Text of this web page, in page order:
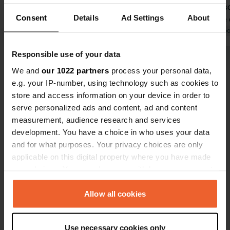
Consent Details Ad Settings About
Responsible use of your data
We and our 1022 partners process your personal data,
e.g. your IP-number, using technology such as cookies to
store and access information on your device in order to
serve personalized ads and content, ad and content
measurement, audience research and services
development. You have a choice in who uses your data
and for what purposes. Your privacy choices are only
applicable on this digital property where you have made
any time from the Cookie Declaration or by clicking on
the Privacy trigger icon.Allow all cookies
Use necessary cookies only
L'accueil chaleureux du propriétaire
vous garantit un séjour des plus
idéal pour de magnifiques
randonnées à vélo ou à pied le long
de la Meuse et jusqu'au Thorn. Tout y
est parfaitement entretenu ; un lieu
où l'on se sent immédiatement
comme chez soi et où l'on a envie de
revenir.
Traduit par Google
sanitaires
Le
seulement
détour.
avons
aurions
un atout
Miranda
Traduit par
Voir tous les 73 avis
Es-tu déjà venu ici ?
Meierstraat 26
3640, Kinrooi, Belgique
Copie